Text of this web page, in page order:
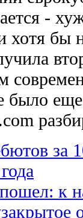
-
хотя бы
было
за
к